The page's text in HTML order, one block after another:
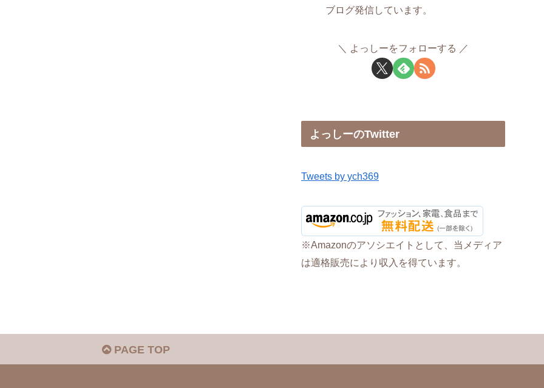
ブログ発信しています。
よっしーをフォローする
よっしーのTwitter
Tweets by ych369
※Amazonのアソシエイトとして、当メディア
は適格販売により収入を得ています。
PAGE TOP